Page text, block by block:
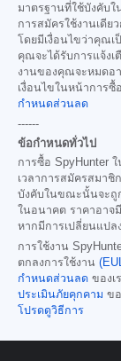
มาตรฐานที่ใช้บังคับ
การสมัครใช้งานเดีย
โดยมีเงื่อนไขว่าคุณเ
คุณจะได้รับการแจ้งเ
งานของคุณจะหมดอ
เงื่อนไขในหน้าการซื้อ
กำหนดส่วนลด
------
ข้อกำหนดทั่วไป
การซื้อ SpyHunter
เวลาการสมัครสมา
บังคับในขณะนั้นจะถู
ในอนาคต ราคาอาจ
หากมีการเปลี่ยนแปล
การใช้งาน
ตกลงการใช้งาน
กำหนดส่วนลด ของเ
ประเมินภัยคุกคาม ข
โปรดดูวิธีการ